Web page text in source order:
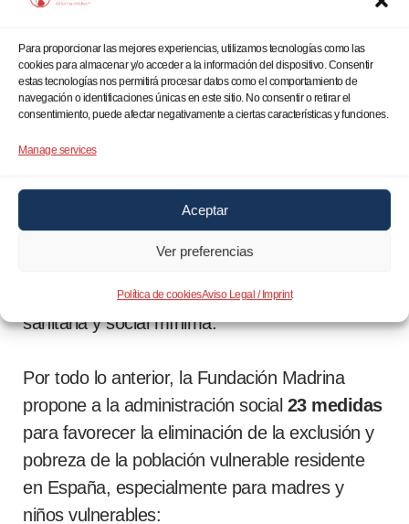
Para proporcionar las mejores experiencias, utilizamos tecnologías como las
cookies para almacenar y/o acceder a la información del dispositivo. Consentir
estas tecnologías nos permitirá procesar datos como el comportamiento de
navegación o identificaciones únicas en este sitio. No consentir o retirar el
consentimiento, puede afectar negativamente a ciertas características y funciones.
Manage services
Aceptar
Ver preferencias
Política de cookiesAviso Legal / Imprint
están para estudiar normas o para
aplicarlas”.
y pobreza materno-infantil en las familias
vulnerables,por lo que laFundación
Madrina, atendiendo a razones
vulnerables, que carecen de atención básica
sanitaria y social mínima.
Por todo lo anterior, la Fundación Madrina
propone a la administración social 23 medidas
para favorecer la eliminación de la exclusión y
pobreza de la población vulnerable residente
en España, especialmente para madres y
niños vulnerables: